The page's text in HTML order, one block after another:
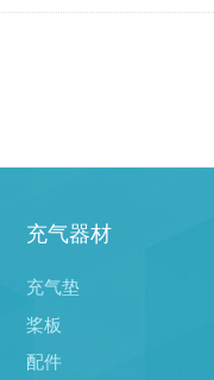
充气器材
充气垫
桨板
配件